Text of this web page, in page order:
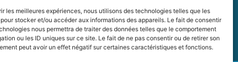
les meilleures expériences, nous utilisons des technologies telles que les
stocker et/ou accéder aux informations des appareils. Le fait de consentir
nous permettra de traiter des données telles que le comportement
ou les ID uniques sur ce site. Le fait de ne pas consentir ou de retirer son
peut avoir un effet négatif sur certaines caractéristiques et fonctions.